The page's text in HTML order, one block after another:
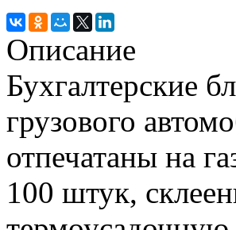
Описание
Бухгалтерские
грузового
отпечатаны на
100 штук,